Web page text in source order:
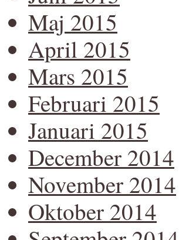
Maj 2015
April 2015
Mars 2015
Februari 2015
Januari 2015
December 2014
November 2014
Oktober 2014